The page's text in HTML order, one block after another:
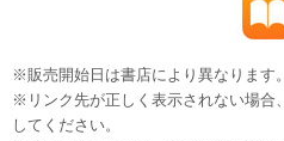
※販売開始日は書店により異なります。
※リンク先が正しく表示されない場合
してください。